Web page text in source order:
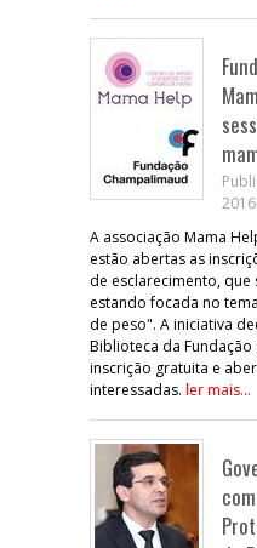
A associação Mama
estão abertas as
de esclarecimento,
estando focada no
de peso". A iniciativa
Biblioteca da
inscrição gratuita e
interessadas. ler mais...